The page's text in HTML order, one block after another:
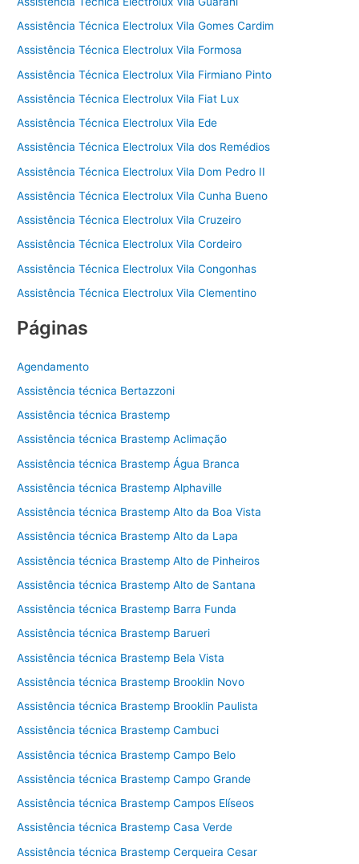
Assistência Técnica Electrolux Vila Gomes Cardim
Assistência Técnica Electrolux Vila Formosa
Assistência Técnica Electrolux Vila Firmiano Pinto
Assistência Técnica Electrolux Vila Fiat Lux
Assistência Técnica Electrolux Vila Ede
Assistência Técnica Electrolux Vila dos Remédios
Assistência Técnica Electrolux Vila Dom Pedro II
Assistência Técnica Electrolux Vila Cunha Bueno
Assistência Técnica Electrolux Vila Cruzeiro
Assistência Técnica Electrolux Vila Cordeiro
Assistência Técnica Electrolux Vila Congonhas
Assistência Técnica Electrolux Vila Clementino
Páginas
Agendamento
Assistência técnica Bertazzoni
Assistência técnica Brastemp
Assistência técnica Brastemp Aclimação
Assistência técnica Brastemp Água Branca
Assistência técnica Brastemp Alphaville
Assistência técnica Brastemp Alto da Boa Vista
Assistência técnica Brastemp Alto da Lapa
Assistência técnica Brastemp Alto de Pinheiros
Assistência técnica Brastemp Alto de Santana
Assistência técnica Brastemp Barra Funda
Assistência técnica Brastemp Barueri
Assistência técnica Brastemp Bela Vista
Assistência técnica Brastemp Brooklin Novo
Assistência técnica Brastemp Brooklin Paulista
Assistência técnica Brastemp Cambuci
Assistência técnica Brastemp Campo Belo
Assistência técnica Brastemp Campo Grande
Assistência técnica Brastemp Campos Elíseos
Assistência técnica Brastemp Casa Verde
Assistência técnica Brastemp Cerqueira Cesar